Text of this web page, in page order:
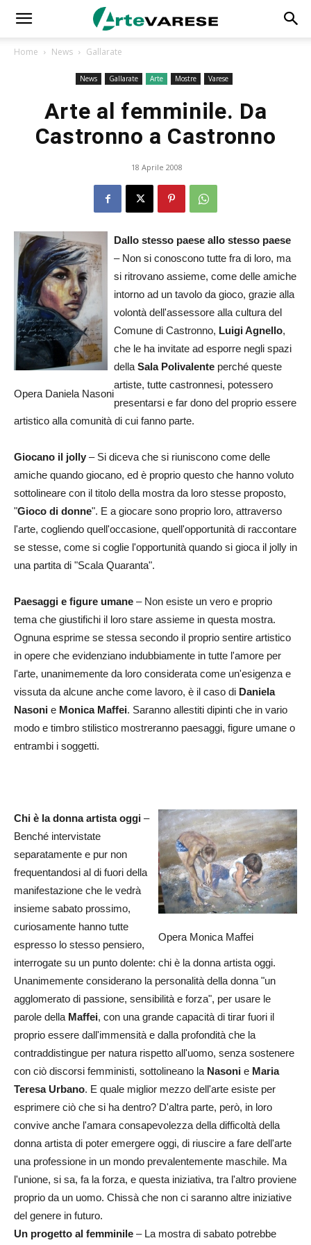
Home News Gallarate
News Gallarate Arte Mostre Varese
Arte al femminile. Da
Castronno a Castronno
18 Aprile 2008
Opera Daniela Nasoni
Dallo stesso paese allo stesso paese
– Non si conoscono tutte fra di loro, ma
si ritrovano assieme, come delle amiche
intorno ad un tavolo da gioco, grazie alla
volontà dell'assessore alla cultura del
Comune di Castronno, Luigi Agnello,
che le ha invitate ad esporre negli spazi
della Sala Polivalente perché queste
artiste, tutte castronnesi, potessero
presentarsi e far dono del proprio essere
artistico alla comunità di cui fanno parte.
Giocano il jolly – Si diceva che si riuniscono come delle
amiche quando giocano, ed è proprio questo che hanno voluto
sottolineare con il titolo della mostra da loro stesse proposto,
"Gioco di donne". E a giocare sono proprio loro, attraverso
l'arte, cogliendo quell'occasione, quell'opportunità di raccontare
se stesse, come si coglie l'opportunità quando si gioca il jolly in
una partita di "Scala Quaranta".
Paesaggi e figure umane – Non esiste un vero e proprio
tema che giustifichi il loro stare assieme in questa mostra.
Ognuna esprime se stessa secondo il proprio sentire artistico
in opere che evidenziano indubbiamente in tutte l'amore per
l'arte, unanimemente da loro considerata come un'esigenza e
vissuta da alcune anche come lavoro, è il caso di Daniela
Nasoni e Monica Maffei. Saranno allestiti dipinti che in vario
modo e timbro stilistico mostreranno paesaggi, figure umane o
entrambi i soggetti.
Opera Monica Maffei
Chi è la donna artista oggi –
Benché intervistate
separatamente e pur non
frequentandosi al di fuori della
manifestazione che le vedrà
insieme sabato prossimo,
curiosamente hanno tutte
espresso lo stesso pensiero,
interrogate su un punto dolente: chi è la donna artista oggi.
Unanimemente considerano la personalità della donna "un
agglomerato di passione, sensibilità e forza", per usare le
parole della Maffei, con una grande capacità di tirar fuori il
proprio essere dall'immensità e dalla profondità che la
contraddistingue per natura rispetto all'uomo, senza sostenere
con ciò discorsi femministi, sottolineano la Nasoni e Maria
Teresa Urbano. E quale miglior mezzo dell'arte esiste per
esprimere ciò che si ha dentro? D'altra parte, però, in loro
convive anche l'amara consapevolezza della difficoltà della
donna artista di poter emergere oggi, di riuscire a fare dell'arte
una professione in un mondo prevalentemente maschile. Ma
l'unione, si sa, fa la forza, e questa iniziativa, tra l'altro proviene
proprio da un uomo. Chissà che non ci saranno altre iniziative
del genere in futuro.
Un progetto al femminile – La mostra di sabato potrebbe